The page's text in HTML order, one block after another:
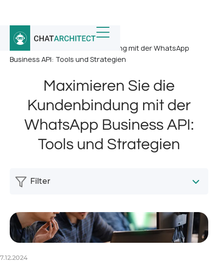
Startseite / Nachricht /
Maximieren Sie die Kundenbindung mit der WhatsApp
Business API: Tools und Strategien
Maximieren Sie die
Kundenbindung mit der
WhatsApp Business API:
Tools und Strategien
7.12.2024
Filter